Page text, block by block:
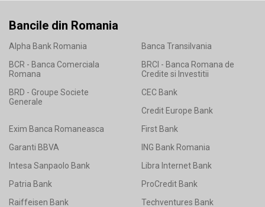
Bancile din Romania
Alpha Bank Romania
Banca Transilvania
BCR - Banca Comerciala
Romana
BRCI - Banca Romana de
Credite si Investitii
BRD - Groupe Societe
Generale
CEC Bank
Credit Europe Bank
Exim Banca Romaneasca
First Bank
Garanti BBVA
ING Bank Romania
Intesa Sanpaolo Bank
Libra Internet Bank
Patria Bank
ProCredit Bank
Raiffeisen Bank
Techventures Bank